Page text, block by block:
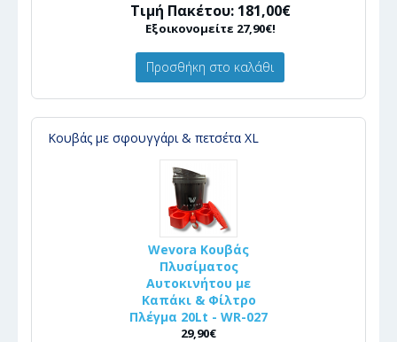
Τιμή Πακέτου: 181,00€
Εξοικονομείτε 27,90€!
Προσθήκη στο καλάθι
Κουβάς με σφουγγάρι & πετσέτα XL
Wevora Κουβάς
Πλυσίματος
Αυτοκινήτου με
Καπάκι & Φίλτρο
Πλέγμα 20Lt - WR-027
29,90€